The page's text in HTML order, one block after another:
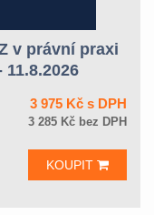
v právní praxi
3 975 Kč s DPH
3 285 Kč bez DPH
KOUPIT